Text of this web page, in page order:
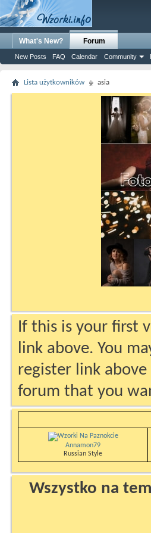
What's New? Forum
New Posts FAQ Calendar Community
Lista użytkowników asia
If this is your first
link above. You
register link
forum that you
Annamon79
Russian Style
Wszystko na